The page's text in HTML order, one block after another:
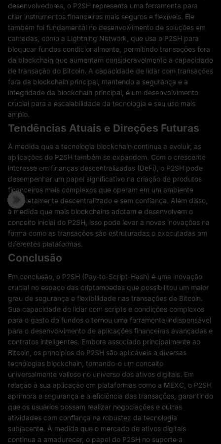
desenvolvedores, o P2SH representa uma ferramenta para
criar instrumentos financeiros mais seguros e flexíveis. Ele
também foi fundamental no desenvolvimento de soluções em
camadas, como a Lightning Network, que usa o P2SH para
bloquear fundos condicionalmente, permitindo transações fora
da blockchain que aumentam consideravelmente a capacidade
de transação do Bitcoin. A capacidade de lidar com transações
fora da blockchain principal, mantendo a segurança e a
integridade da blockchain principal, é um desenvolvimento
crucial para a escalabilidade da tecnologia e seu uso mais
amplo.
Tendências Atuais e Direções Futuras
À medida que a tecnologia blockchain continua a evoluir, as
aplicações do P2SH também se expandem. Com o crescente
interesse em finanças descentralizadas (DeFi), o P2SH pode
desempenhar um papel significativo na criação de produtos
financeiros mais complexos que operam em um ambiente
completamente descentralizado e sem confiança. Além disso,
à medida que mais blockchains adotam e desenvolvem o
conceito inicial do P2SH, isso pode levar a novas inovações na
forma como as transações são estruturadas e executadas em
diferentes plataformas.
Conclusão
Em conclusão, o P2SH (Pay-to-Script-Hash) é uma inovação
crucial no espaço das criptomoedas que possibilitou um maior
grau de segurança e flexibilidade nas transações de Bitcoin.
Sua capacidade de lidar com scripts e condições complexos
para o gasto de fundos o tornou uma ferramenta indispensável
para o desenvolvimento de aplicações financeiras avançadas e
contratos inteligentes. Embora associado principalmente ao
Bitcoin, os princípios do P2SH são aplicáveis ​​a diversas
tecnologias blockchain, tornando-o um conceito
universalmente valioso no universo dos ativos digitais. Em
relação à sua aplicação em plataformas como a MEXC, o P2SH
aprimora a segurança e a eficiência das transações, garantindo
que os usuários possam realizar negociações e outras
atividades com confiança na robustez da tecnologia
subjacente. À medida que o mercado de ativos digitais
continua a amadurecer, o papel do P2SH no suporte a